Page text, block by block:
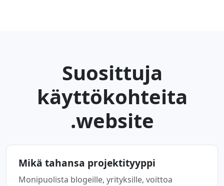
Suosittuja
käyttökohteita
.website
Mikä tahansa projektityyppi
Monipuolista blogeille, yrityksille, voittoa